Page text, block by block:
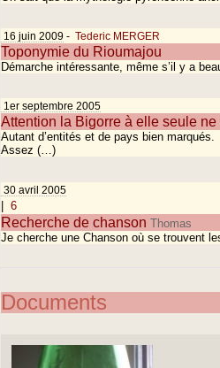
16 juin 2009 - Tederic MERGER
Toponymie du Rioumajou
Démarche intéressante, même s’il y a
1er septembre 2005
Attention la Bigorre à elle seule
Autant d’entités et de pays bien marqués.
Assez (…)
30 avril 2005
| 6
Recherche de chanson Thomas
Je cherche une Chanson où se trouvent
Documents